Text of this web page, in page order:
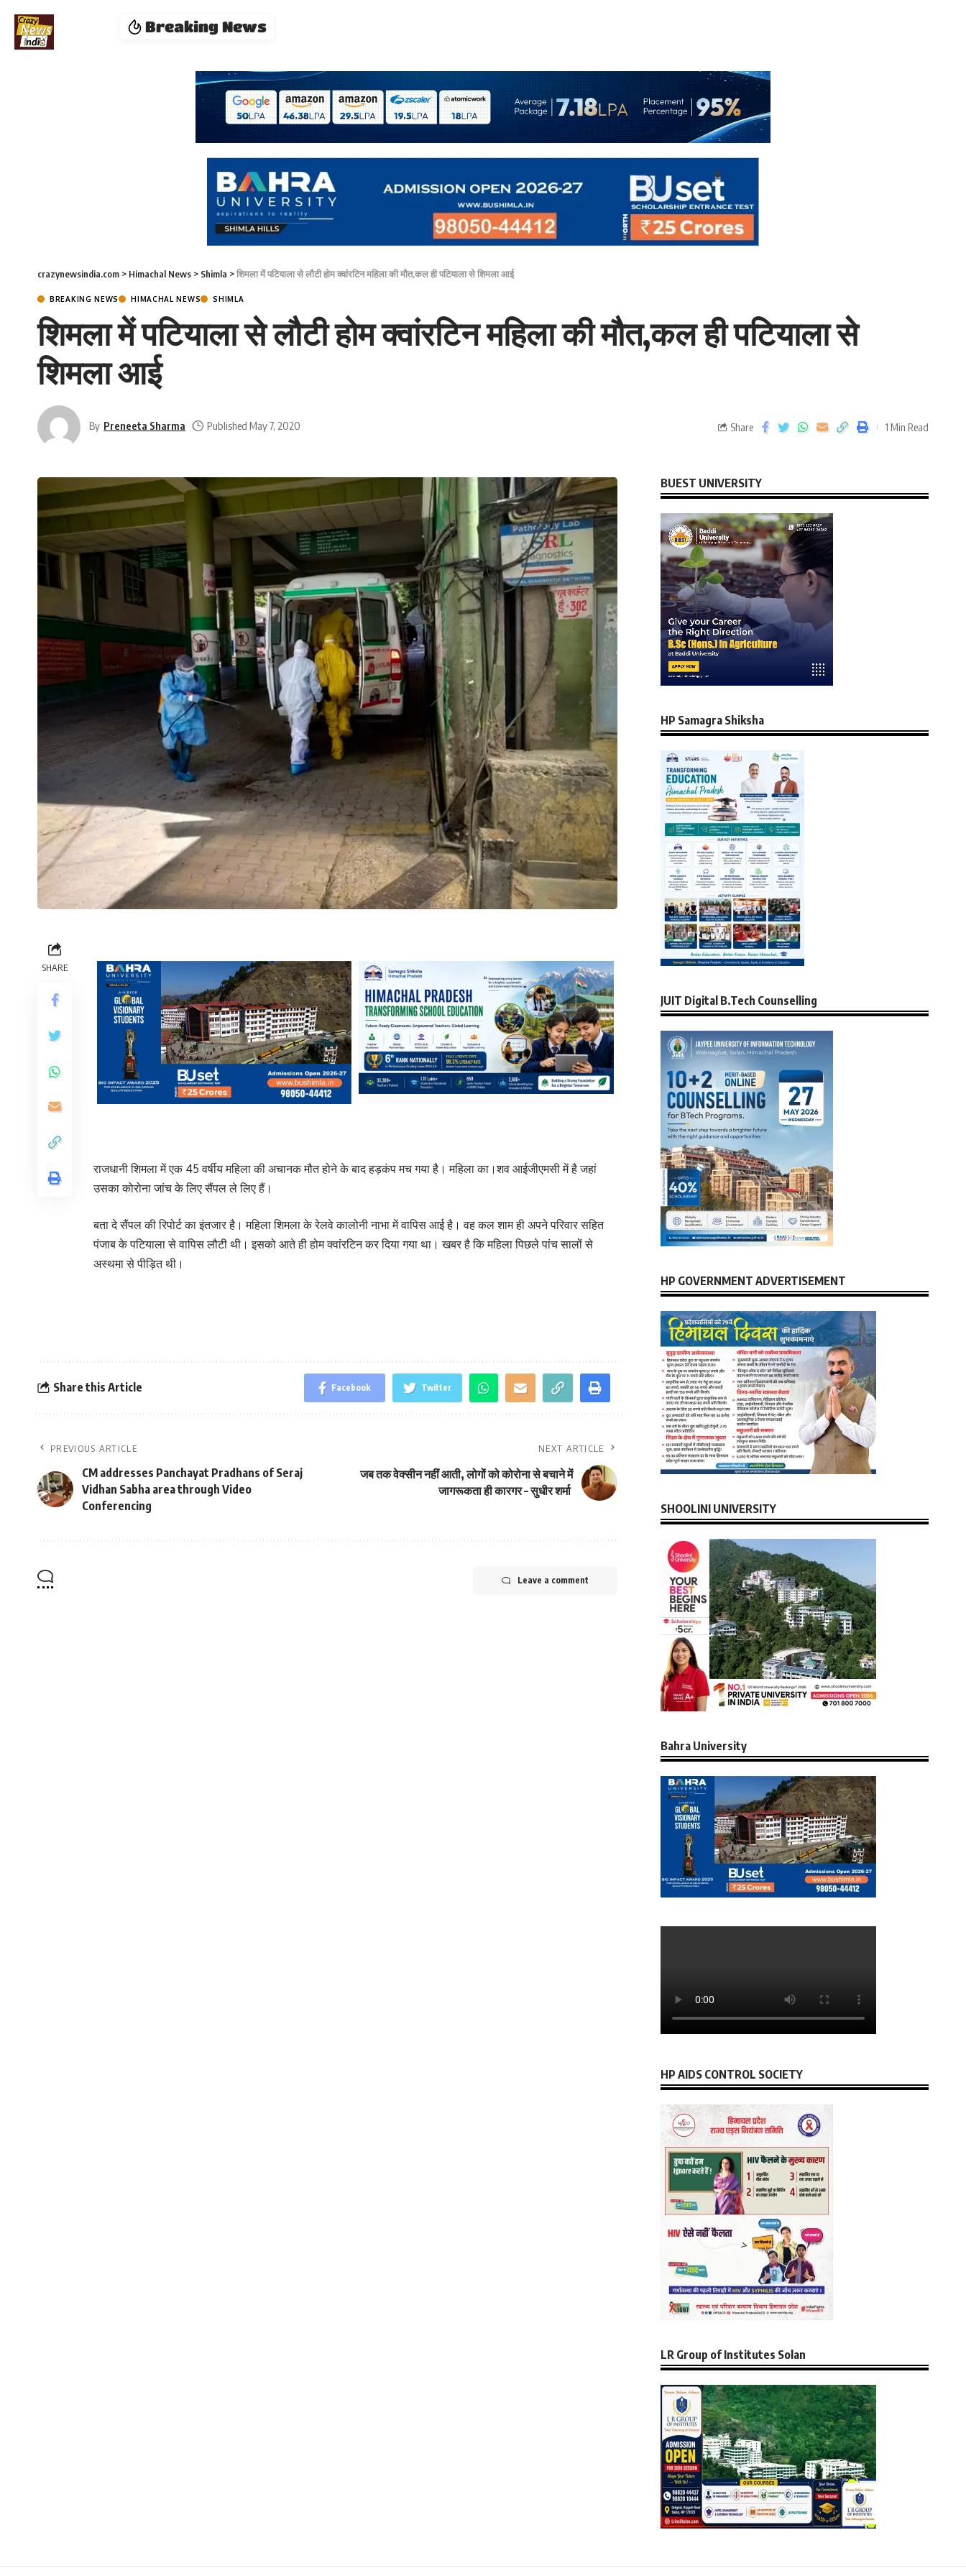
Breaking News
crazynewsindia.com > Himachal News > Shimla >शिमला में पटियाला से लौटी होम क्वांरटिन महिला की मौत,कल ही पटियाला से शिमला आई
BREAKING NEWS HIMACHAL NEWS SHIMLA
शिमला में पटियाला से लौटी होम क्वांरटिन महिला की मौत,कल ही पटियाला से
शिमला आई
By Preneeta Sharma Published May 7, 2020 Share 1 Min Read
SHARE
राजधानी शिमला में एक 45 वर्षीय महिला की अचानक मौत होने के बाद हड़कंप मच गया है। महिला का।शव आईजीएमसी में है जहां
उसका कोरोना जांच के लिए सैंपल ले लिए हैं।
बता दे सैंपल की रिपोर्ट का इंतजार है। महिला शिमला के रेलवे कालोनी नाभा में वापिस आई है। वह कल शाम ही अपने परिवार सहित
पंजाब के पटियाला से वापिस लौटी थी। इसको आते ही होम क्वांरटिन कर दिया गया था। खबर है कि महिला पिछले पांच सालों से
अस्थमा से पीड़ित थी।
Share this Article Facebook Twitter
PREVIOUS ARTICLE
CM addresses Panchayat Pradhans of Seraj
Vidhan Sabha area through Video
Conferencing
NEXT ARTICLE
जब तक वेक्सीन नहीं आती, लोगों को कोरोना से बचाने में
जागरूकता ही कारगर – सुधीर शर्मा
Leave a comment
BUEST UNIVERSITY
HP Samagra Shiksha
JUIT Digital B.Tech Counselling
HP GOVERNMENT ADVERTISEMENT
SHOOLINI UNIVERSITY
Bahra University
HP AIDS CONTROL SOCIETY
LR Group of Institutes Solan